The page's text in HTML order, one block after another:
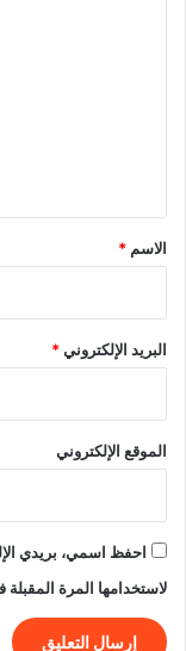
*
الاسم *
البريد الإلكتروني*
الموقع الإلكتروني
احفظ اسمي، بريدي
لاستخدامها المرة